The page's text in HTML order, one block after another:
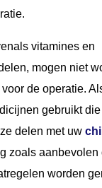
vitamines en
mogen niet
de operatie.
gebruikt
delen met uw
zoals aanbevolen
worden